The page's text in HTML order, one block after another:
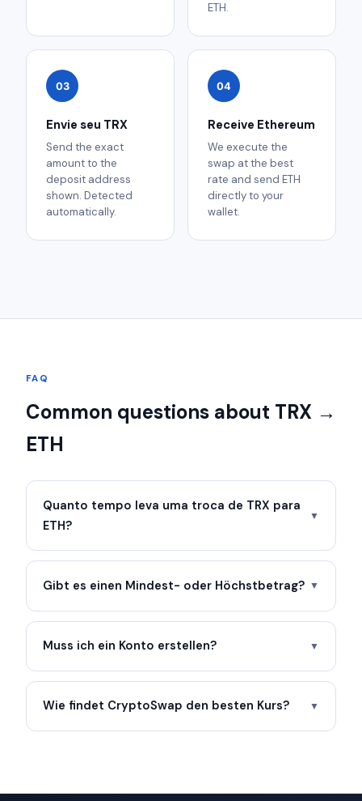
ETH.
03
Envie seu TRX
Send the exact
amount to the
deposit address
shown. Detected
automatically.
04
Receive Ethereum
We execute the
swap at the best
rate and send ETH
directly to your
wallet.
FAQ
Common questions about TRX →
ETH
Quanto tempo leva uma troca de TRX para
ETH?
▼
Gibt es einen Mindest- oder Höchstbetrag? ▼
Muss ich ein Konto erstellen? ▼
Wie findet CryptoSwap den besten Kurs? ▼